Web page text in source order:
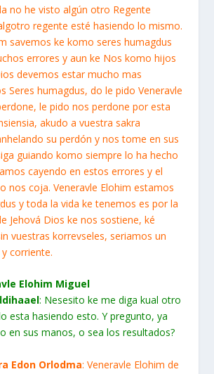
no he visto algún otro Regente
regente esté hasiendo lo mismo.
savemos ke komo seres humagdus
errores y aun ke Nos komo hijos
devemos estar mucho mas
Seres humagdus, do le pido Veneravle
le pido nos perdone por esta
akudo a vuestra sakra
su perdón y nos tome en sus
guiando komo siempre lo ha hecho
cayendo en estos errores y el
nos coja. Veneravle Elohim estamos
y toda la vida ke tenemos es por la
Jehová Dios ke nos sostiene, ké
vuestras korrevseles, seriamos un
corriente.
Elohim Miguel
: Nesesito ke me diga kual otro
esta hasiendo esto. Y pregunto, ya
en sus manos, o sea los resultados?
Edon Orlodma: Veneravle Elohim de